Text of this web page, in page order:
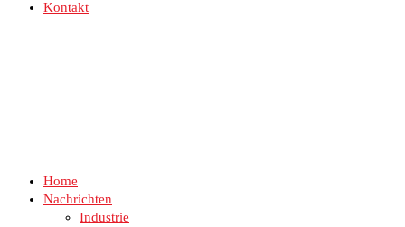
Kontakt
Home
Nachrichten
Industrie